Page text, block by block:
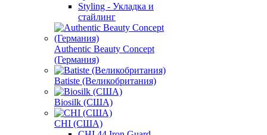
Styling - Укладка и
стайлинг
Authentic Beauty Concept
(Германия)
Batiste (Великобритания)
Biosilk (США)
CHI (США)